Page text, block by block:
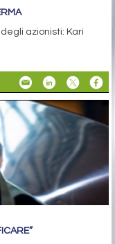
azionisti: Kari